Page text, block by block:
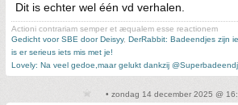
Dit is echter wel één vd verhalen.
Actioni contrariam semper et æqualem esse reactionem
Gedicht voor SBE door Deisyy, DerRabbit: Badeendjes zijn
is er serieus iets mis met je!
Lovely: Na veel gedoe,maar gelukt dankzij
• zondag 14 december 2025 @